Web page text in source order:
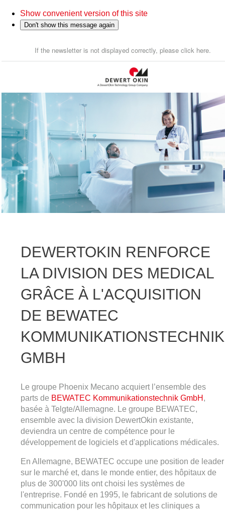
Show convenient version of this site
Don't show this message again
If the newsletter is not displayed correctly, please click here.
DEWERTOKIN RENFORCE
LA DIVISION DES MEDICAL
GRÂCE À L'ACQUISITION
DE BEWATEC
KOMMUNIKATIONSTECHNIK
GMBH
Le groupe Phoenix Mecano acquiert l’ensemble des
parts de BEWATEC Kommunikationstechnik GmbH ,
basée à Telgte/Allemagne. Le groupe BEWATEC,
ensemble avec la division DewertOkin existante,
deviendra un centre de compétence pour le
développement de logiciels et d'applications médicales.
En Allemagne, BEWATEC occupe une position de leader
sur le marché et, dans le monde entier, des hôpitaux de
plus de 300'000 lits ont choisi les systèmes de
l'entreprise. Fondé en 1995, le fabricant de solutions de
communication pour les hôpitaux et les cliniques a